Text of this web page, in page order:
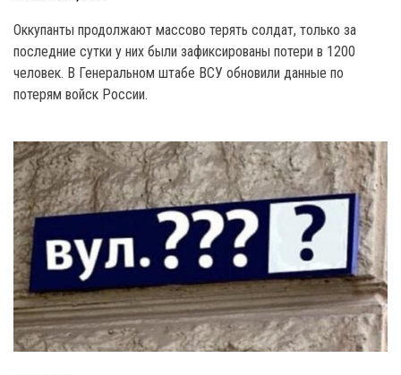
Оккупанты продолжают массово терять солдат, только за
последние сутки у них были зафиксированы потери в 1200
человек. В Генеральном штабе ВСУ обновили данные по
потерям войск России.